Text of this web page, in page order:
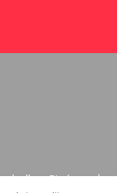
Cinéma |